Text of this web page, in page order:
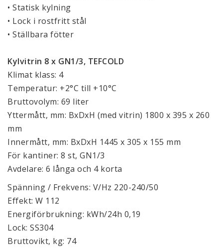
• Statisk kylning
• Lock i rostfritt stål
• Ställbara fötter
Kylvitrin 8 x GN1/3, TEFCOLD
Klimat klass: 4
Temperatur: +2°C till +10°C
Bruttovolym: 69 liter
Yttermått, mm: BxDxH (med vitrin) 1800 x 395 x 260
mm
Innermått, mm: BxDxH 1445 x 305 x 155 mm
För kantiner: 8 st, GN1/3
Avdelare: 6 långa och 4 korta
Spänning / Frekvens: V/Hz 220-240/50
Effekt: W 112
Energiförbrukning: kWh/24h 0,19
Lock: SS304
Bruttovikt, kg: 74